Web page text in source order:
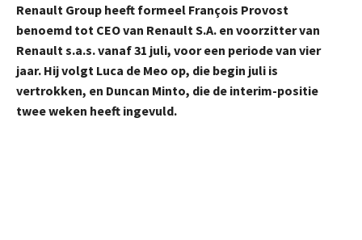
Renault Group heeft formeel François Provost
benoemd tot CEO van Renault S.A. en voorzitter van
Renault s.a.s. vanaf 31 juli, voor een periode van vier
jaar. Hij volgt Luca de Meo op, die begin juli is
vertrokken, en Duncan Minto, die de interim-positie
twee weken heeft ingevuld.